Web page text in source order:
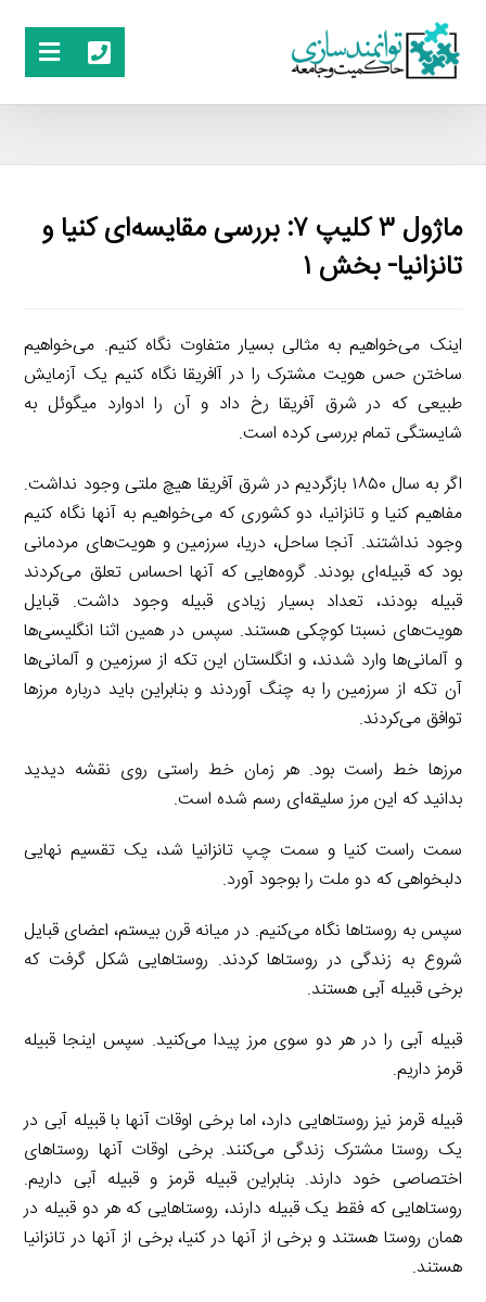
ماژول ۳ کلیپ ۷: بررسی مقایسه‌‌ای کنیا و
تانزانیا- بخش ۱
اینک می‌خواهیم به مثالی بسیار متفاوت نگاه کنیم. می‌خواهیم
ساختن حس هویت مشترک را در آافریقا نگاه کنیم یک آزمایش
طبیعی که در شرق آفریقا رخ داد و آن را ادوارد میگوئل به
شایستگی تمام بررسی کرده است.
اگر به سال ۱۸۵۰ بازگردیم در شرق آفریقا هیچ ملتی وجود نداشت.
مفاهیم کنیا و تانزانیا، دو کشوری که می‌خواهیم به آنها نگاه کنیم
وجود نداشتند. آنجا ساحل، دریا، سرزمین و هویت‌های مردمانی
بود که قبیله‌‌ای بودند. گروه‌هایی که آنها احساس تعلق می‌کردند
قبیله بودند، تعداد بسیار زیادی قبیله وجود داشت. قبایل
هویت‌های نسبتا کوچکی هستند. سپس در همین اثنا انگلیسی‌ها
و آلمانی‌ها وارد شدند، و انگلستان این تکه از سرزمین و آلمانی‌ها
آن تکه از سرزمین را به چنگ آوردند و بنابراین باید درباره مرزها
توافق می‌کردند.
مرزها خط راست بود. هر زمان خط راستی روی نقشه دیدید
بدانید که این مرز سلیقه‌‌ای رسم شده است.
سمت راست کنیا و سمت چپ تانزانیا شد، یک تقسیم نهایی
دلبخواهی که دو ملت را بوجود آورد.
سپس به روستاها نگاه می‌کنیم. در میانه قرن بیستم، اعضای قبایل
شروع به زندگی در روستاها کردند. روستاهایی شکل گرفت که
برخی قبیله آبی هستند.
قبیله آبی را در هر دو سوی مرز پیدا می‌کنید. سپس اینجا قبیله
قرمز داریم.
قبیله قرمز نیز روستاهایی دارد، اما برخی اوقات آنها با قبیله آبی در
یک روستا مشترک زندگی می‌کنند. برخی اوقات آنها روستاهای
اختصاصی خود دارند. بنابراین قبیله قرمز و قبیله آبی داریم.
روستاهایی که فقط یک قبیله دارند، روستاهایی که هر دو قبیله در
همان روستا هستند و برخی از آنها در کنیا، برخی از آنها در تانزانیا
هستند.